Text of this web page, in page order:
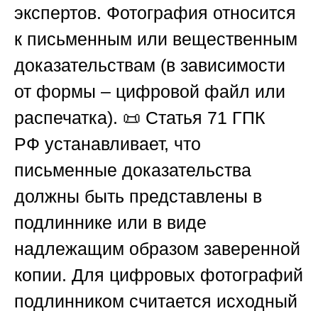
экспертов. Фотография относится
к письменным или вещественным
доказательствам (в зависимости
от формы – цифровой файл или
распечатка). 📜 Статья 71 ГПК
РФ устанавливает, что
письменные доказательства
должны быть представлены в
подлиннике или в виде
надлежащим образом заверенной
копии. Для цифровых фотографий
подлинником считается исходный